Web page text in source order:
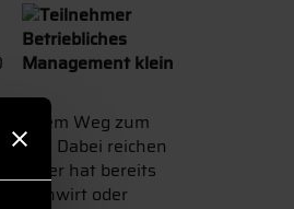
dem Weg zum
Dabei reichen
hat bereits
Fachwirt oder